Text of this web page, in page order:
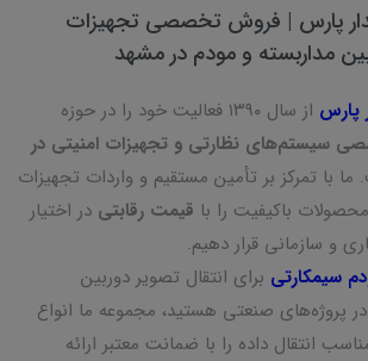
پارس | فروش تخصصی تجهیزات
مداربسته و مودم در مشهد
پارس از سال ۱۳۹۰ فعالیت خود را در حوزه
سیستم‌های نظارتی و تجهیزات امنیتی در
ما با تمرکز بر تأمین مستقیم و واردات تجهیزات
باکیفیت را با قیمت رقابتی در اختیار
و سازمانی قرار دهیم.
سیمکارتی برای انتقال تصویر دوربین
در پروژه‌های صنعتی هستید، مجموعه ما انواع
انتقال داده را با ضمانت معتبر ارائه